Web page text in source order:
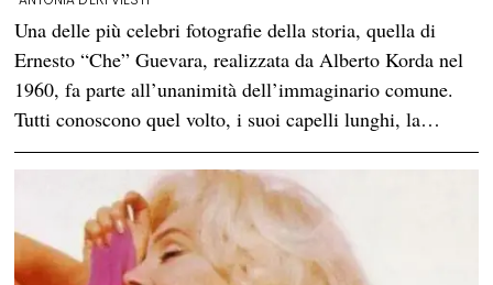
Una delle più celebri fotografie della storia, quella di
Ernesto “Che” Guevara, realizzata da Alberto Korda nel
1960, fa parte all’unanimità dell’immaginario comune.
Tutti conoscono quel volto, i suoi capelli lunghi, la…